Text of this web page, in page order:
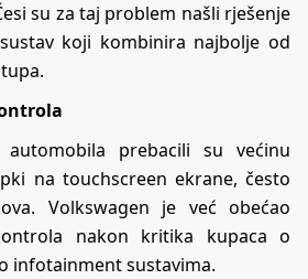
su za taj problem našli rješenje
koji kombinira najbolje od
automobila prebacili su većinu
na touchscreen ekrane, često
Volkswagen je već obećao
nakon kritika kupaca o
infotainment sustavima.